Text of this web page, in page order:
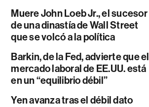
Muere John Loeb Jr., el sucesor
de una dinastía de Wall Street
que se volcó a la política
Barkin, de la Fed, advierte que el
mercado laboral de EE.UU. está
en un “equilibrio débil”
Yen avanza tras el débil dato